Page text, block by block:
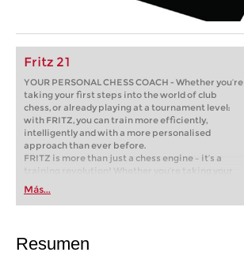
Fritz 21
YOUR PERSONAL CHESS COACH - Whether you’re
taking your first steps into the world of club
chess, or already playing at a tournament level:
with FRITZ, you can train more efficiently,
intelligently and with a more personalised
approach than ever before.
FRITZ is more than just a chess engine – it’s a
training revolution! Whether you’re taking your
first steps into the world of club chess, or already
playing at a tournament level: with FRITZ, you can
train more efficiently, intelligently and with a
Más...
Resumen